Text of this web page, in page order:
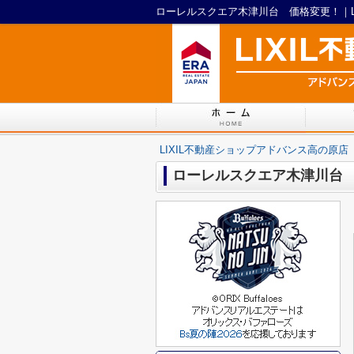
ローレルスクエア木津川台 価格変更！
LIXIL不動産ショップアドバンス高の原店
ローレルスクエア木津川